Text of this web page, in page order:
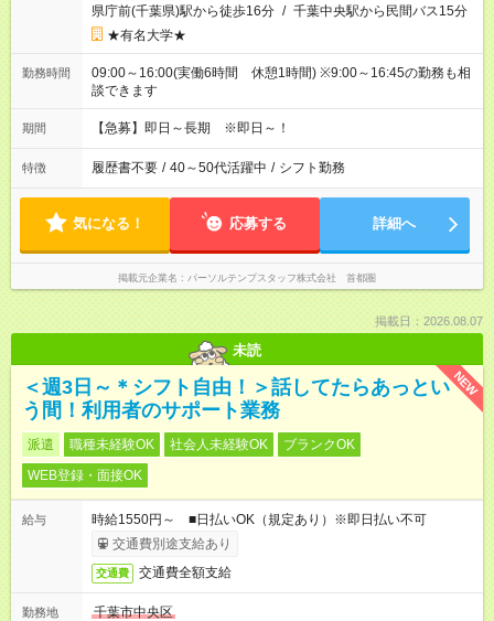
県庁前(千葉県)駅から徒歩16分 / 千葉中央駅から民間バス15分
★有名大学★
勤務時間
09:00～16:00(実働6時間 休憩1時間) ※9:00～16:45の勤務も相
談できます
期間 【急募】即日～長期 ※即日～！
特徴 履歴書不要 / 40～50代活躍中 / シフト勤務
気になる！ 応募する 詳細へ
掲載元企業名 パーソルテンプスタッフ株式会社 首都圏
掲載日：2026.08.07
未読
NEW
＜週3日～＊シフト自由！＞話してたらあっとい
う間！利用者のサポート業務
派遣 職種未経験OK 社会人未経験OK
ブランクOK
WEB登録・面接OK
給与
時給1550円～ ■日払いOK（規定あり）※即日払い不可
交通費別途支給あり
交通費 交通費全額支給
勤務地
千葉市中央区